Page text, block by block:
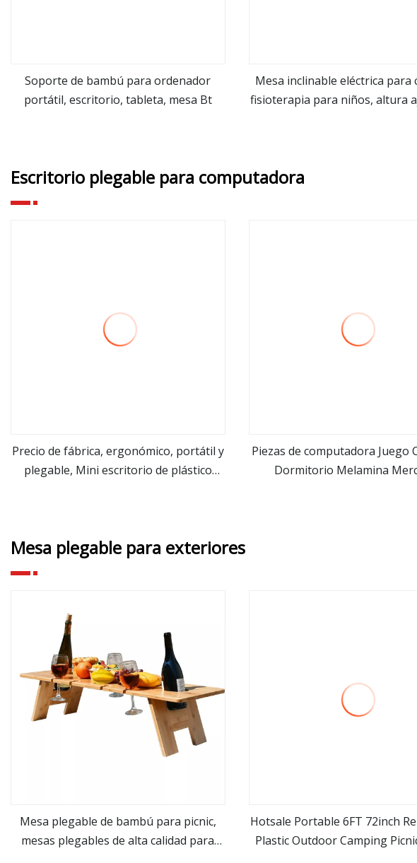
ver más
Soporte de bambú para ordenador
portátil, escritorio, tableta, mesa Bt
ver más
Mesa inclinable eléctrica para
fisioterapia para niños, altura
Escritorio plegable para computadora
ver más
Precio de fábrica, ergonómico, portátil y
plegable, Mini escritorio de plástico
ver más
Piezas de computadora Juego
Dormitorio Melamina
Mesa plegable para exteriores
ver más
Mesa plegable de bambú para picnic,
mesas plegables de alta calidad para
ver más
Hotsale Portable 6FT 72inch
Plastic Outdoor Camping